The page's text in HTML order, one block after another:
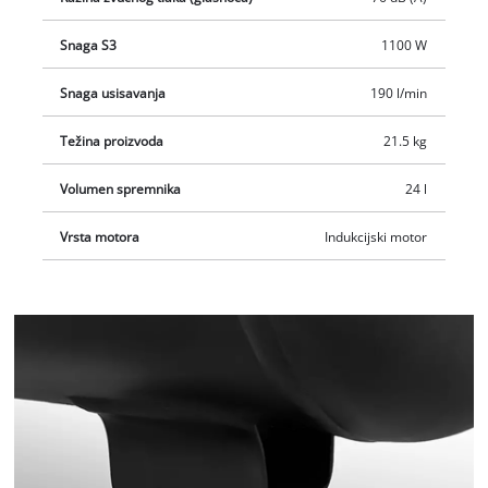
Snaga S3 1100 W
Snaga usisavanja 190 l/min
Težina proizvoda 21.5 kg
Volumen spremnika 24 l
Vrsta motora Indukcijski motor